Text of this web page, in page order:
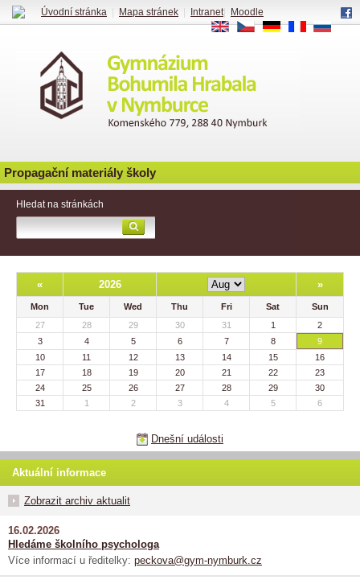
Propagační materiály školy
Hledat na stránkách
« 2026 »
Mon Tue Wed Thu Fri Sat
Sun
27
28 29 30 31 1
2
3
4 5 6 7 8
9
10
11 12 13 14 15
16
17
18 19 20 21 22
23
24
25 26 27 28 29
30
31
1 2 3 4 5 6
Dnešní události
Aktuální informace
Zobrazit archiv aktualit
16.02.2026
Hledáme školního psychologa
Více informací u ředitelky: peckova@gym-nymburk.cz
Úvodní stránka Mapa stránek Intranet|
Moodle
EN
CS DE FR RU